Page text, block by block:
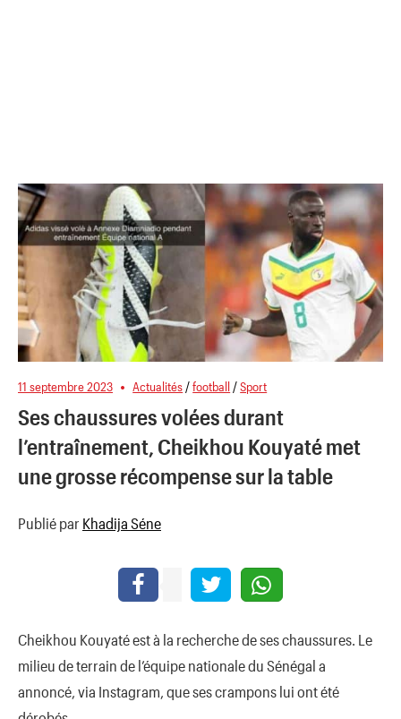
11 septembre 2023 Actualités /football /Sport
Ses chaussures volées durant
l’entraînement, Cheikhou Kouyaté met
une grosse récompense sur la table
Publié par Khadija Séne
Cheikhou Kouyaté est à la recherche de ses chaussures. Le
milieu de terrain de l’équipe nationale du Sénégal a
annoncé, via Instagram, que ses crampons lui ont été